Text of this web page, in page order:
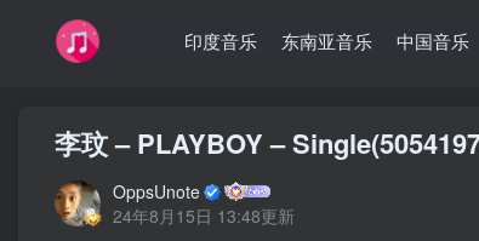
印度音乐 东南亚音乐 中国音乐
李玟 – PLAYBOY –
OppsUnote
24年8月15日 13:48更新